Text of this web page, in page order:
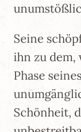
Seine
ihn zu dem,
Phase
Schönheit,